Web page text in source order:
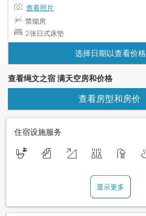
查看照片
禁烟房
2张日式床垫
选择日期以查看价格
查看绳文之宿 满天空房和价格
查看房型和房价
住宿设施服务
显示更多